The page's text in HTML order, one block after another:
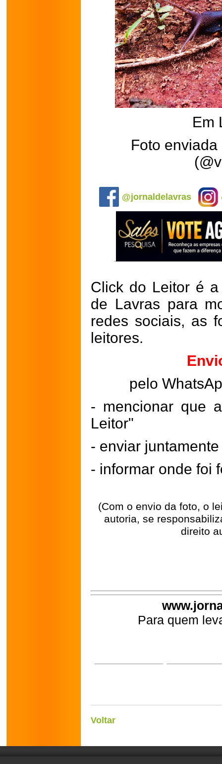
Em
Foto
@jornaldelavras
Click do Leitor é
de Lavras para
redes sociais, as
leitores.
pelo
- mencionar que
Leitor"
- enviar
- informar onde foi
(Com o envio da foto, o
autoria, se
direito
Para quem
Voltar